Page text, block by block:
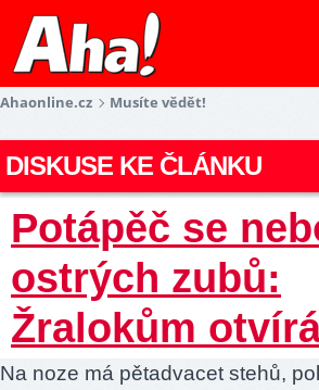
Ahaonline.cz Musíte vědět!
DISKUSE KE ČLÁNKU
Potápěč se
ostrých zubů:
Žralokům
Na noze má pětadvacet stehů,